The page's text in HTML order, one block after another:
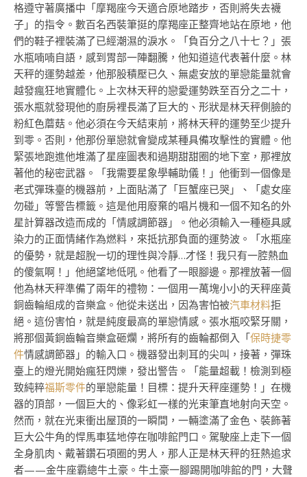
格遵守著廣播中「摩羯座今天適合原地踏步，否則將失去襪
子」的指令。數百名西裝筆挺的摩羯座正整齊地站在原地，他
們的鞋子裡裝滿了已經潮濕的淚水。「負百分之八十七？」張
水瓶喃喃自語，感到胃部一陣翻騰，他知道這代表著什麼。林
天秤的運勢越差，他那股積壓已久、無處安放的單戀能量就會
越發瘋狂地實體化。上次林天秤的戀愛運勢跌至百分之二十，
張水瓶就發現他的廚房裡長滿了巨大的、形狀是林天秤側臉的
粉紅色蘑菇。他必須在今天結束前，將林天秤的運勢至少提升
到零。否則，他那份單戀就會變成某種具備攻擊性的實體。他
緊張地跑進他堆滿了星座圖表和過期甜甜圈的地下室，那裡放
著他的秘密武器。「我需要星象學輔助儀！」他衝到一個像是
老式彈珠臺的機器前，上面貼滿了「巨蟹座已哭」、「處女座
勿碰」等警告標籤。這是他用廢棄的唱片機和一個不知名的外
星計算器改造而成的「情感調節器」。他必須輸入一種極具感
染力的正面情緒作為燃料，來抵抗那負面的運勢波。「水瓶座
的優勢，就是超脫一切的理性與冷靜…才怪！我只有一腔熱血
的傻氣啊！」他絕望地低吼。他看了一眼腳邊。那裡放著一個
他為林天秤準備了兩年的禮物：一個用一萬塊小小的天秤座黃
銅齒輪組成的音樂盒。他從未送出，因為害怕被汽車材料拒
絕。這份害怕，就是純度最高的單戀情感。張水瓶咬緊牙關，
將那個黃銅齒輪音樂盒砸爛，將所有的齒輪都倒入「保時捷零
件情感調節器」的輸入口。機器發出刺耳的尖叫，接著，彈珠
臺上的燈光開始瘋狂閃爍，發出警告。「能量超載！檢測到極
致純粹福斯零件的單戀能量！目標：提升天秤座運勢！」在機
器的頂部，一個巨大的、像彩虹一樣的光束筆直地射向天空。
然而，就在光束衝出屋頂的一瞬間，一輛塗滿了金色、裝飾著
巨大公牛角的悍馬車猛地停在咖啡館門口。駕駛座上走下一個
全身肌肉、戴著鑽石項圈的男人，那人正是林天秤的狂熱追求
者——金牛座霸總牛土豪。牛土豪一腳踢開咖啡館的門，大聲